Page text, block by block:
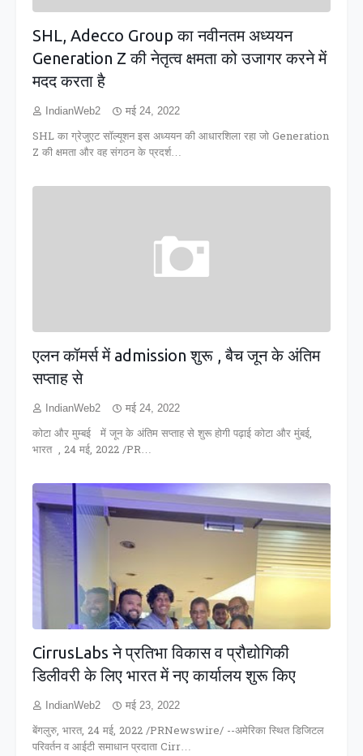
SHL, Adecco Group का नवीनतम अध्ययन
Generation Z की नेतृत्व क्षमता को उजागर करने में
मदद करता है
IndianWeb2 मई 24, 2022
SHL का ग्रेजुएट सॉल्यूशन इस अध्ययन की आधारशिला रहा जो Generation
Z की क्षमता और वह संगठन के प्रदर्श…
एलन कॉमर्स में admission शुरू , बैच जून के अंतिम
सप्ताह से
IndianWeb2 मई 24, 2022
कोटा और मुम्बई में जून के अंतिम सप्ताह से शुरू होगी पढ़ाई कोटा और मुंबई,
भारत , 24 मई, 2022 /PR…
CirrusLabs ने प्रतिभा विकास व प्रौद्योगिकी
डिलीवरी के लिए भारत में नए कार्यालय शुरू किए
IndianWeb2 मई 23, 2022
बेंगलुरु, भारत, 24 मई, 2022 /PRNewswire/ --अमेरिका स्थित डिजिटल
परिवर्तन व आईटी समाधान प्रदाता Cirr…